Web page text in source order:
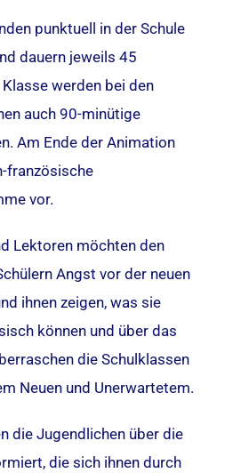
punktuell in der Schule
dauern jeweils 45
werden bei den
auch 90-minütige
Am Ende der Animation
französische
vor.
Lektoren möchten den
Angst vor der neuen
ihnen zeigen, was sie
können und über das
die Schulklassen
Neuen und Unerwartetem.
die Jugendlichen über die
die sich ihnen durch